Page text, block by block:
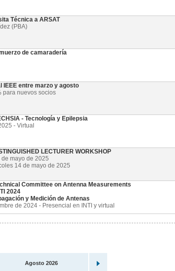
Técnica a ARSAT
(PBA)
de camaradería
IEEE entre marzo y agosto
para nuevos socios
- Tecnología y Epilepsia
- Virtual
LECTURER WORKSHOP
mayo de 2025
14 de mayo de 2025
Committee on Antenna Measurements
2024
y Medición de Antenas
de 2024 - Presencial en INTI y virtual
Agosto 2026